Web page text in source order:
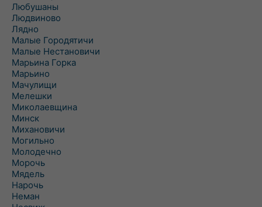
Любушаны
Людвиново
Лядно
Малые Городятичи
Малые Нестановичи
Марьина Горка
Марьино
Мачулищи
Мелешки
Миколаевщина
Минск
Михановичи
Могильно
Молодечно
Морочь
Мядель
Нарочь
Неман